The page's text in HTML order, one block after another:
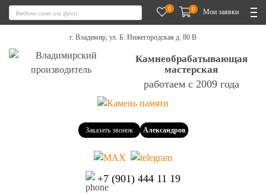
г. Владимир, ул. Б. Нижегородская д. 80 В
Камнеобрабатывающая
мастерская
работаем с 2009 года
Заказать звонок Александров
+7 (901) 444 11 19
0 0 Мои заявки